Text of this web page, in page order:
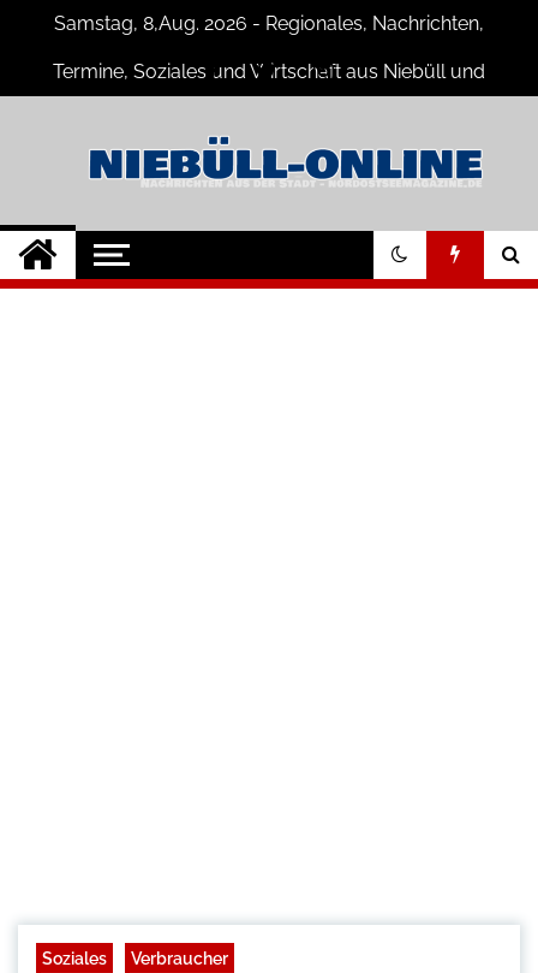
content
Samstag, 8,Aug. 2026 - Regionales, Nachrichten,
Termine, Soziales und Wirtschaft aus Niebüll und
Niebüll-Online
Neuigkeiten und Nachrichten aus
Niebüll und Umgebung
Soziales Verbraucher